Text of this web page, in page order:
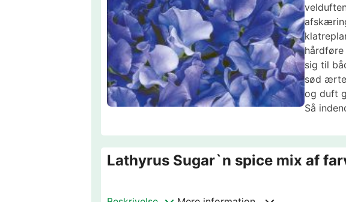
sig til
sød
og duft
Så
Lathyrus Sugar`n spice mix af